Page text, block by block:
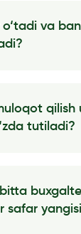
o‘tadi va
va
qilish
tutiladi?
safar